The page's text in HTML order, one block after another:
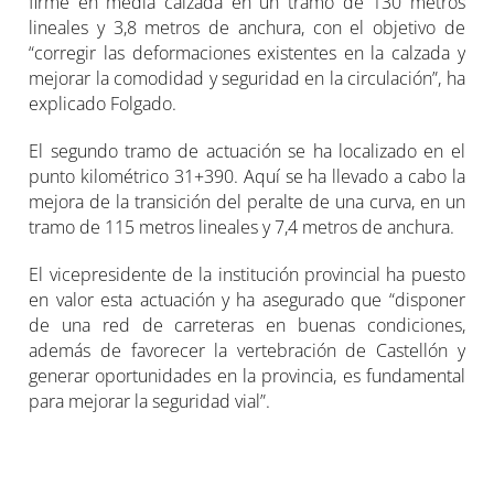
lineales y 3,8 metros de anchura, con el objetivo de
“corregir las deformaciones existentes en la calzada y
mejorar la comodidad y seguridad en la circulación”, ha
explicado Folgado.
El segundo tramo de actuación se ha localizado en el
punto kilométrico 31+390. Aquí se ha llevado a cabo la
mejora de la transición del peralte de una curva, en un
tramo de 115 metros lineales y 7,4 metros de anchura.
El vicepresidente de la institución provincial ha puesto
en valor esta actuación y ha asegurado que “disponer
de una red de carreteras en buenas condiciones,
además de favorecer la vertebración de Castellón y
generar oportunidades en la provincia, es fundamental
para mejorar la seguridad vial”.